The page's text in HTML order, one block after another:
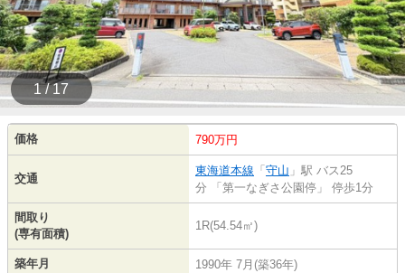
1 / 17
価格 790万円
交通
東海道本線 「 守山 」駅 バス25
分 「第一なぎさ公園停」 停歩1分
間取り
(専有面積)
1R(54.54㎡)
築年月 1990年 7月(築36年)